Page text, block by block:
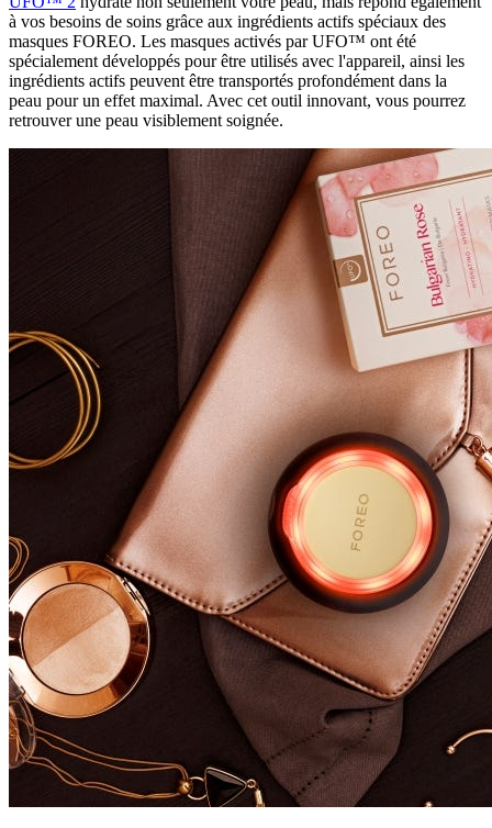
à vos besoins de soins grâce aux ingrédients actifs spéciaux des
masques FOREO. Les masques activés par UFO™ ont été
spécialement développés pour être utilisés avec l'appareil, ainsi les
ingrédients actifs peuvent être transportés profondément dans la
peau pour un effet maximal. Avec cet outil innovant, vous pourrez
retrouver une peau visiblement soignée.